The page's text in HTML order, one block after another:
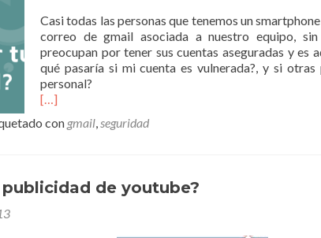
Casi todas las personas que tenemos un
correo de gmail asociada a nuestro equipo,
preocupan por tener sus cuentas aseguradas y es
qué pasaría si mi cuenta es vulnerada?, y si
personal?
[…]
con gmail,seguridad
de youtube?